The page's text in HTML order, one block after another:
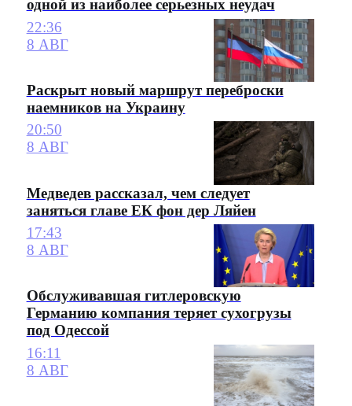
одной из наиболее серьезных неудач
22:36
8 АВГ
Раскрыт новый маршрут переброски
наемников на Украину
20:50
8 АВГ
Медведев рассказал, чем следует
заняться главе ЕК фон дер Ляйен
17:43
8 АВГ
Обслуживавшая гитлеровскую
Германию компания теряет сухогрузы
под Одессой
16:11
8 АВГ